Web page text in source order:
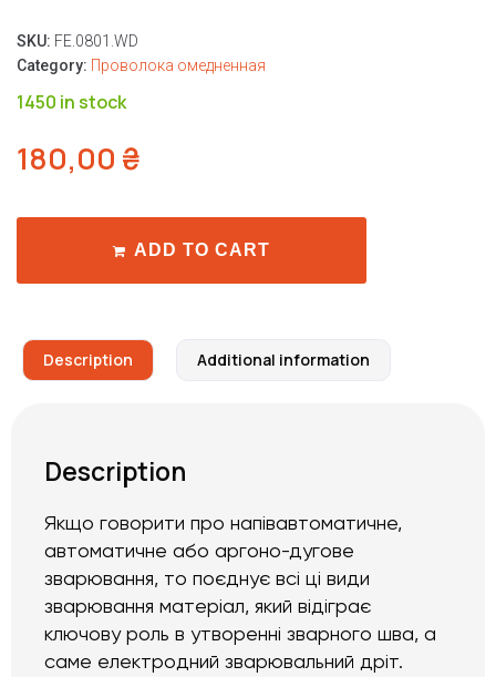
SKU: FE.0801.WD
Category: Проволока омедненная
1450 in stock
180,00 ₴
ADD TO CART
Description Additional information
Description
Якщо говорити про напівавтоматичне,
автоматичне або аргоно-дугове
зварювання, то поєднує всі ці види
зварювання матеріал, який відіграє
ключову роль в утворенні зварного шва, а
саме електродний зварювальний дріт.